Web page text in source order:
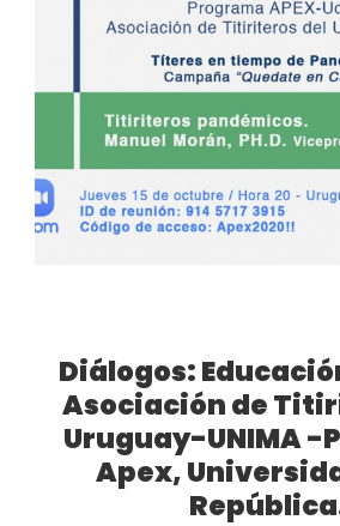
Diálogos:
Asociación de
Uruguay-UNIMA -
Apex,